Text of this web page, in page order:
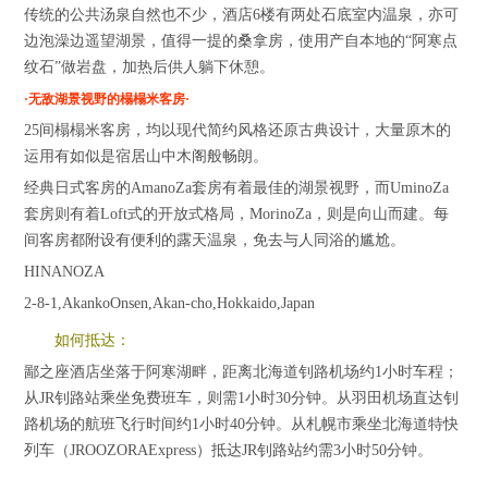
传统的公共汤泉自然也不少，酒店6楼有两处石底室内温泉，亦可
边泡澡边遥望湖景，值得一提的桑拿房，使用产自本地的“阿寒点
纹石”做岩盘，加热后供人躺下休憩。
·无敌湖景视野的榻榻米客房·
25间榻榻米客房，均以现代简约风格还原古典设计，大量原木的
运用有如似是宿居山中木阁般畅朗。
经典日式客房的AmanoZa套房有着最佳的湖景视野，而UminoZa
套房则有着Loft式的开放式格局，MorinoZa，则是向山而建。每
间客房都附设有便利的露天温泉，免去与人同浴的尴尬。
HINANOZA
2-8-1,AkankoOnsen,Akan-cho,Hokkaido,Japan
如何抵达：
鄙之座酒店坐落于阿寒湖畔，距离北海道钊路机场约1小时车程；
从JR钊路站乘坐免费班车，则需1小时30分钟。从羽田机场直达钊
路机场的航班飞行时间约1小时40分钟。从札幌市乘坐北海道特快
列车（JROOZORAExpress）抵达JR钊路站约需3小时50分钟。